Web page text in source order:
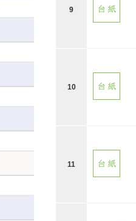
9 台 紙
10 台 紙
11 台 紙